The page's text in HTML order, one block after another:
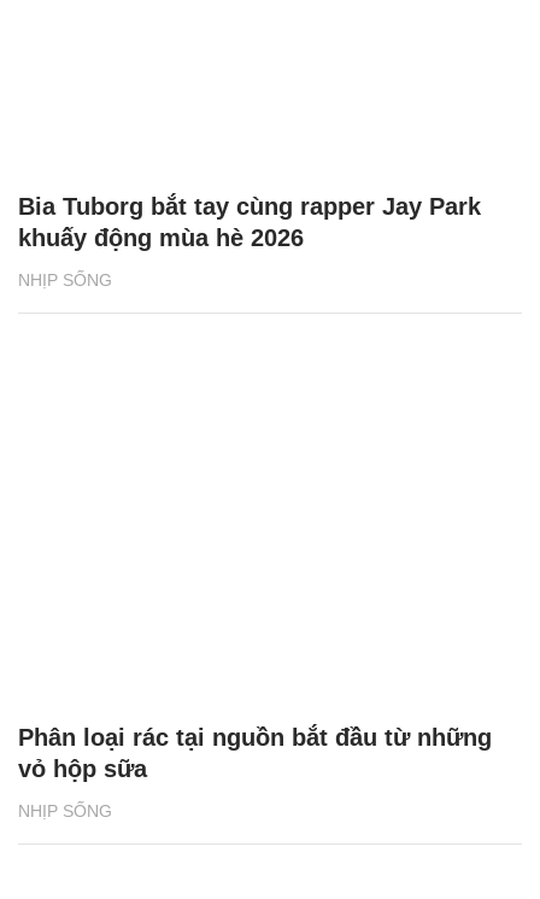
NHỊP SỐNG
Bia Tuborg bắt tay cùng rapper Jay Park
khuấy động mùa hè 2026
NHỊP SỐNG
Phân loại rác tại nguồn bắt đầu từ những
vỏ hộp sữa